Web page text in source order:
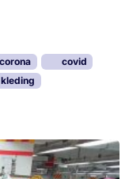
corona
covid